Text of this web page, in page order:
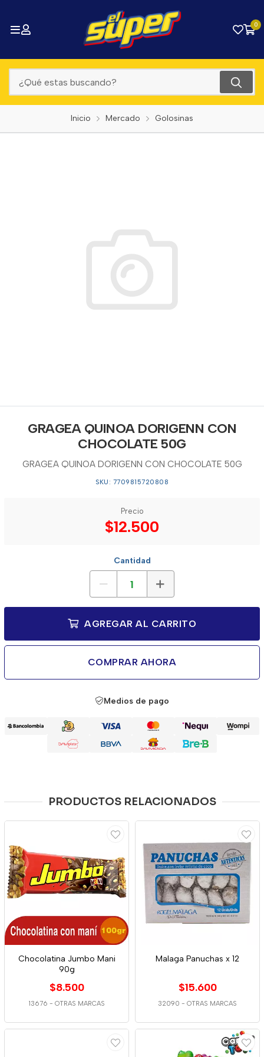
0
Inicio Mercado Golosinas
GRAGEA QUINOA DORIGENN CON
CHOCOLATE 50G
GRAGEA QUINOA DORIGENN CON CHOCOLATE 50G
SKU: 7709815720808
Precio
$12.500
Cantidad
AGREGAR AL CARRITO
COMPRAR AHORA
Medios de pago
PRODUCTOS RELACIONADOS
Chocolatina Jumbo Mani
90g
$8.500
13676 - OTRAS MARCAS
Malaga Panuchas x 12
$15.600
32090 - OTRAS MARCAS